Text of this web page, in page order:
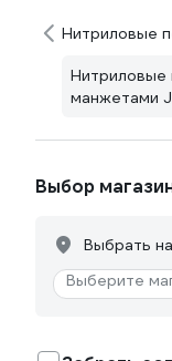
Нитриловые
Нитриловые
манжетами
Выбор
Выбрать
Выберите